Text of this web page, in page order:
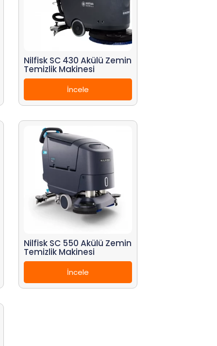
Nilfisk SC 430 Akülü Zemin
Temizlik Makinesi
İncele
Nilfisk SC 550 Akülü Zemin
Temizlik Makinesi
İncele